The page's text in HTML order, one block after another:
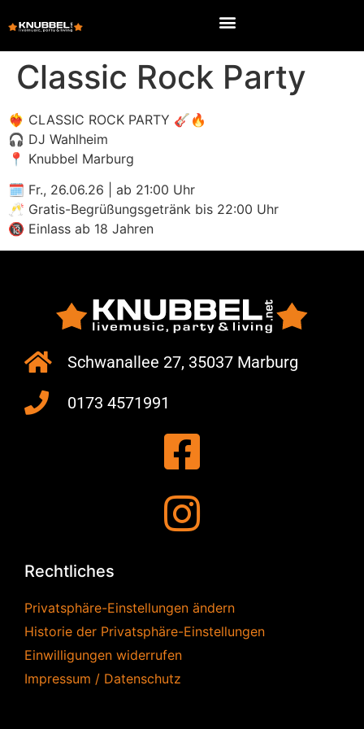
Classic Rock Party
❤️‍🔥 CLASSIC ROCK PARTY 🎸🔥
🎧 DJ Wahlheim
📍 Knubbel Marburg
🗓 Fr., 26.06.26 | ab 21:00 Uhr
🥂 Gratis-Begrüßungsgetränk bis 22:00 Uhr
🔞 Einlass ab 18 Jahren
Schwanallee 27, 35037 Marburg
0173 4571991
Rechtliches
Privatsphäre-Einstellungen ändern
Historie der Privatsphäre-Einstellungen
Einwilligungen widerrufen
Impressum / Datenschutz